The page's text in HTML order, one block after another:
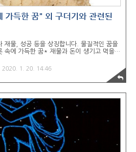
가득한 꿈" 외 구더기와 관련된
재물, 성공 등을 상징합니다. 물질적인 꿈을
속에 가득한 꿈* 재물과 돈이 생기고 먹을
친구에게 음식대접을 받는다. 재물, 돈, 선
미가 구더기를 물고 나르는 꿈* 새로운 신상
. 운수, 수송, 교통, 작업, 생산 등의 길조이
식복, 선물 등이 생긴다. 필통 속에 구더기가
용이 생긴다. 뜻밖의 재수가 대통하게 된
밑에 구더기가 득실거리는 꿈..
2020. 1. 20. 14:46